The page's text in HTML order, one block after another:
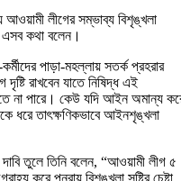
আওয়ামী লীগের সম্ভাব্য বিশৃঙ্খলা
এসব কথা বলেন।
পাড়া-মহল্লায় সতর্ক প্রহরার
রাখবেন যাতে নিষিদ্ধ এই
না পারে। কেউ যদি আইন অমান্য
ধরে তাৎক্ষণিকভাবে আইনশৃঙ্খলা
তুলে তিনি বলেন, “আওয়ামী লীগ ৫